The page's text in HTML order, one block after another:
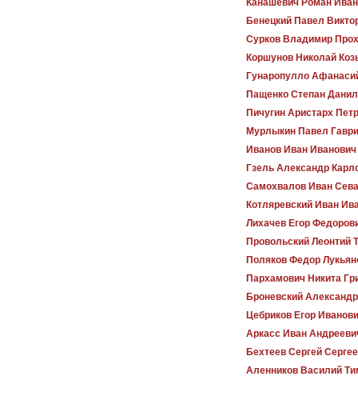
Канашевич Роман
Бенецкий Павел
Сурков Владимир
Коршунов Николай
Гунаропулло
Пащенко Степан
Пичугин Аристарх
Мурлыкин Павел
Иванов Иван Иванович
Гзель Александр
Самохвалов Иван
Котляревский Иван
Лихачев Егор
Провольский Леонтий
Поляков Федор
Пархамович Никита
Броневский
Цебриков Егор
Аркасс Иван
Бехтеев Сергей
Аленников Василий